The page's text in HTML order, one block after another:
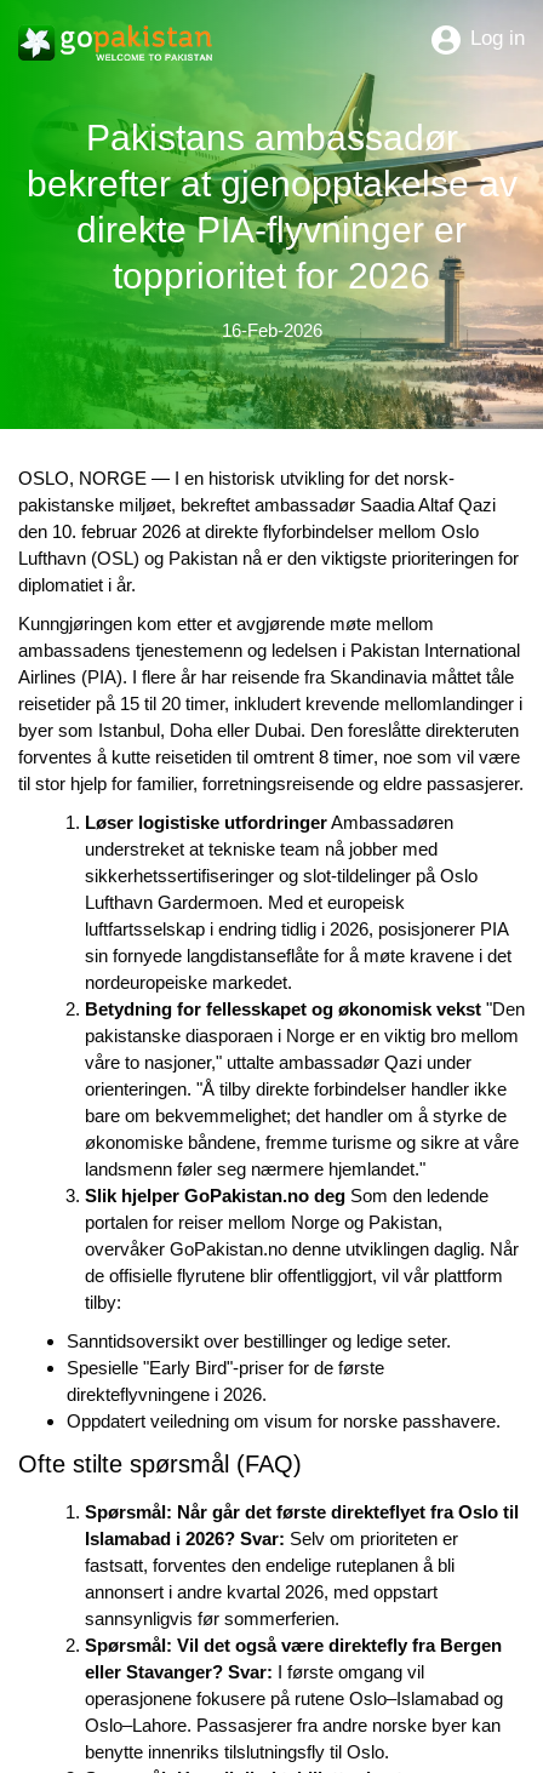
Log in
Pakistans ambassadør
bekrefter at gjenopptakelse av
direkte PIA-flyvninger er
topprioritet for 2026
16-Feb-2026
OSLO, NORGE — I en historisk utvikling for det norsk-
pakistanske miljøet, bekreftet ambassadør Saadia Altaf Qazi
den 10. februar 2026 at direkte flyforbindelser mellom Oslo
Lufthavn (OSL) og Pakistan nå er den viktigste prioriteringen for
diplomatiet i år.
Kunngjøringen kom etter et avgjørende møte mellom
ambassadens tjenestemenn og ledelsen i Pakistan International
Airlines (PIA). I flere år har reisende fra Skandinavia måttet tåle
reisetider på 15 til 20 timer, inkludert krevende mellomlandinger i
byer som Istanbul, Doha eller Dubai. Den foreslåtte direkteruten
forventes å kutte reisetiden til omtrent 8 timer, noe som vil være
til stor hjelp for familier, forretningsreisende og eldre passasjerer.
Løser logistiske utfordringerAmbassadøren
understreket at tekniske team nå jobber med
sikkerhetssertifiseringer og slot-tildelinger på Oslo
Lufthavn Gardermoen. Med et europeisk
luftfartsselskap i endring tidlig i 2026, posisjonerer PIA
sin fornyede langdistanseflåte for å møte kravene i det
nordeuropeiske markedet.
Betydning for fellesskapet og økonomisk vekst "Den
pakistanske diasporaen i Norge er en viktig bro mellom
våre to nasjoner," uttalte ambassadør Qazi under
orienteringen. "Å tilby direkte forbindelser handler ikke
bare om bekvemmelighet; det handler om å styrke de
økonomiske båndene, fremme turisme og sikre at våre
landsmenn føler seg nærmere hjemlandet."
Slik hjelper GoPakistan.no deg Som den ledende
portalen for reiser mellom Norge og Pakistan,
overvåker GoPakistan.no denne utviklingen daglig. Når
de offisielle flyrutene blir offentliggjort, vil vår plattform
tilby:
Sanntidsoversikt over bestillinger og ledige seter.
Spesielle "Early Bird"-priser for de første
direkteflyvningene i 2026.
Oppdatert veiledning om visum for norske passhavere.
Ofte stilte spørsmål (FAQ)
Spørsmål: Når går det første direkteflyet fra Oslo til
Islamabad i 2026? Svar: Selv om prioriteten er
fastsatt, forventes den endelige ruteplanen å bli
annonsert i andre kvartal 2026, med oppstart
sannsynligvis før sommerferien.
Spørsmål: Vil det også være direktefly fra Bergen
eller Stavanger? Svar: I første omgang vil
operasjonene fokusere på rutene Oslo–Islamabad og
Oslo–Lahore. Passasjerer fra andre norske byer kan
benytte innenriks tilslutningsfly til Oslo.